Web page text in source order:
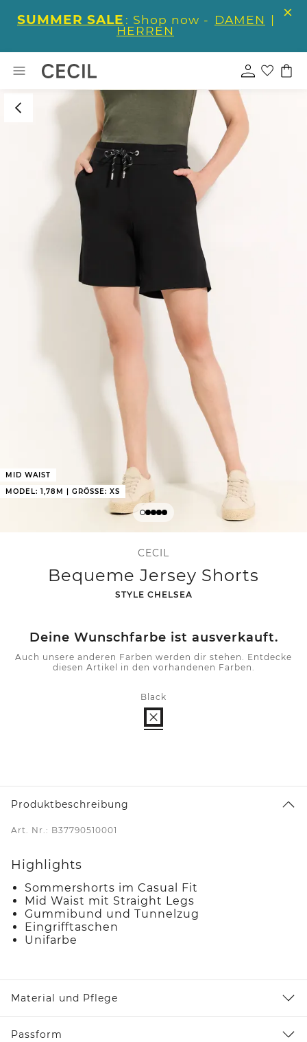
SUMMER SALE : Shop now - DAMEN |
HERREN
MID WAIST
MODEL: 1,78M | GRÖSSE: XS
CECIL
Bequeme Jersey Shorts
-
STYLE CHELSEA
Deine Wunschfarbe ist ausverkauft.
Auch unsere anderen Farben werden dir stehen. Entdecke
diesen Artikel in den vorhandenen Farben.
Black
Produktbeschreibung
Art. Nr.: B37790510001
Highlights
Sommershorts im Casual Fit
Mid Waist mit Straight Legs
Gummibund und Tunnelzug
Eingrifftaschen
Unifarbe
Material und Pflege
Passform